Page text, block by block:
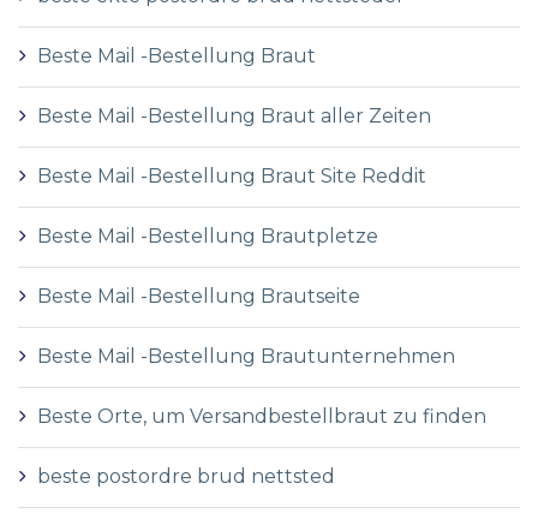
Beste Mail -Bestellung Braut
Beste Mail -Bestellung Braut aller Zeiten
Beste Mail -Bestellung Braut Site Reddit
Beste Mail -Bestellung Brautpletze
Beste Mail -Bestellung Brautseite
Beste Mail -Bestellung Brautunternehmen
Beste Orte, um Versandbestellbraut zu finden
beste postordre brud nettsted